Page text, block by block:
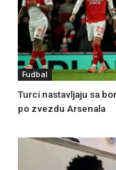
Fudbal
Turci nastavljaju sa
po zvezdu Arsenala